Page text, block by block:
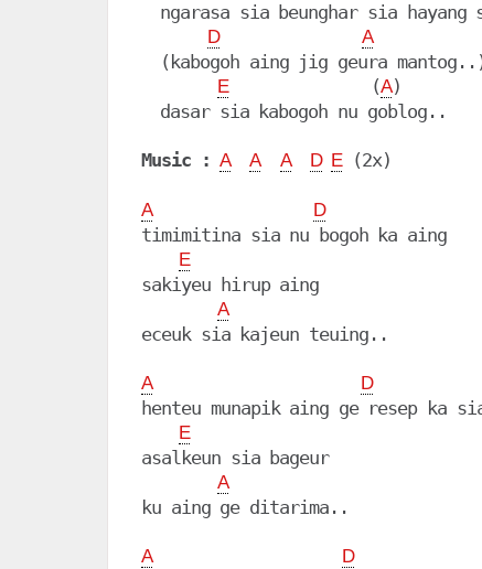
ngarasa sia beunghar sia hayang
D A
(kabogoh aing jig geura
E
               (
A)
  dasar sia kabogoh nu goblog..
Music : A A A D E (2x)
A D
timimitina sia nu bogoh ka aing
E
sakiyeu hirup aing
A
eceuk sia kajeun teuing..
A D
henteu munapik aing ge resep ka
E
asalkeun sia bageur
A
ku aing ge ditarima..
A D